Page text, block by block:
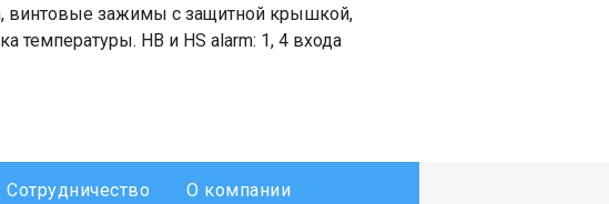
винтовые зажимы с защитной крышкой,
температуры. HB и HS alarm: 1, 4 входа
Сотрудничество
О компании